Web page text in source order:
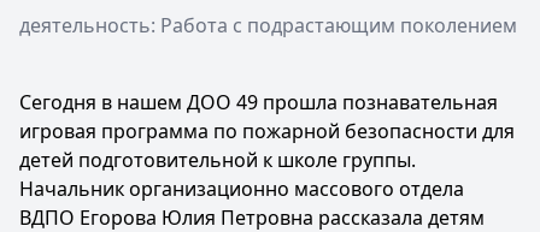
деятельность: Работа с подрастающим поколением
Сегодня в нашем ДОО 49 прошла познавательная
игровая программа по пожарной безопасности для
детей подготовительной к школе группы.
Начальник организационно массового отдела
ВДПО Егорова Юлия Петровна рассказала детям